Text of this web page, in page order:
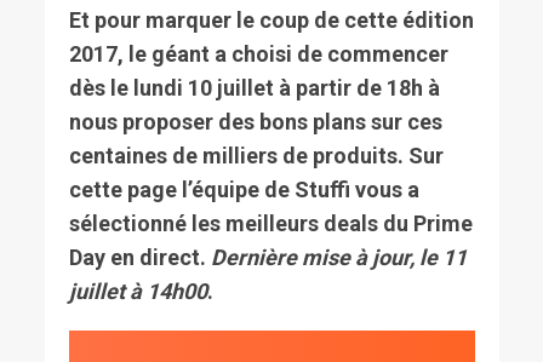
Et pour marquer le coup de cette édition
2017, le géant a choisi de commencer
dès le lundi 10 juillet à partir de 18h à
nous proposer des bons plans sur ces
centaines de milliers de produits. Sur
cette page l’équipe de Stuffi vous a
sélectionné les meilleurs deals du Prime
Day en direct. Dernière mise à jour, le 11
juillet à 14h00.